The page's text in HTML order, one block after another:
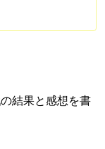
結果と感想を書